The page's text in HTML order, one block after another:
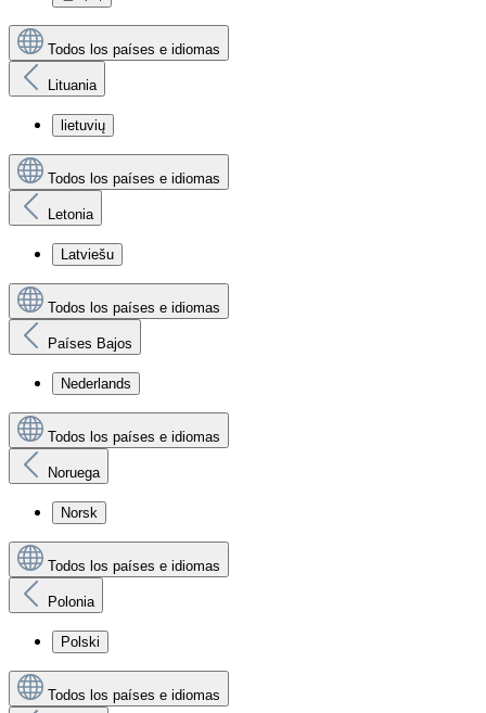
Todos los países e idiomas
Lituania
lietuvių
Todos los países e idiomas
Letonia
Latviešu
Todos los países e idiomas
Países Bajos
Nederlands
Todos los países e idiomas
Noruega
Norsk
Todos los países e idiomas
Polonia
Polski
Todos los países e idiomas